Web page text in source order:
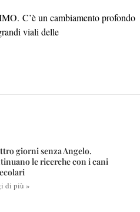
C’è un cambiamento profondo
viali delle
giorni senza Angelo.
le ricerche con i cani
di più »